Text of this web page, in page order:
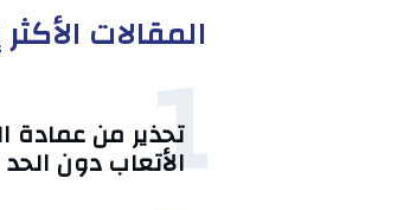
المقالات
1
تحذير من عمادة
الأتعاب دون الحد